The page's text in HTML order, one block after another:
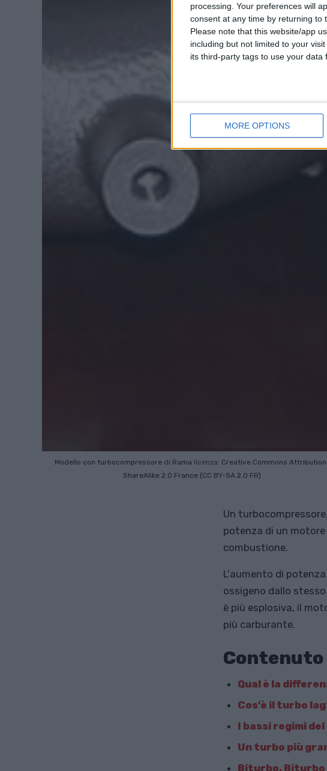
processing. Your preferences will
consent at any time by returning to
Please note that this website/app
including but not limited to your
its third-party tags to use your data
MORE OPTIONS
Modello con turbocompressore di Rama licenza: Creative Commons
ShareAlike 2.0 France (CC BY-SA 2.0 FR)
Un
potenza di un
combustione.
L'aumento di
ossigeno dallo
è più esplosiva, il
più carburante.
Contenuto
Qual è la
Cos'è il turbo
I bassi regimi
Un turbo più
Biturbo, Biturbo